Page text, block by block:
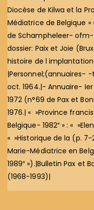
Diocèse de Kilwa et la
Médiatrice de Belgique »
de Schampheleer- ofm-
dossier: Paix et Joie
histoire de l
|Personnel;(annuaires-
oct. 1964.|- Annuaire-
1972 (n°69 de Pax et
1976.| « »Province
Belgique- 1982″ » : «
« »Historique de la (p.
Marie-Médiatrice en
1989″ »).|Bulletin Pax
(1968-1993)|